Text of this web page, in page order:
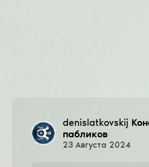
denislatkovskij
пабликов
23 Августа 2024